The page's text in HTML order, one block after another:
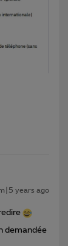
years ago
demandée